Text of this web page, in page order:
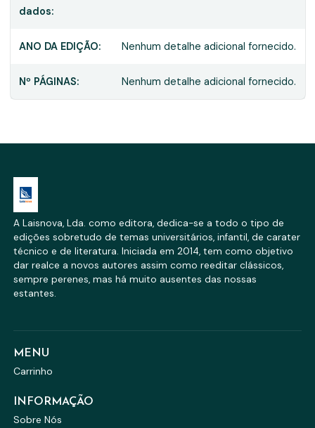
dados:
ANO DA EDIÇÃO: Nenhum detalhe adicional fornecido.
Nº PÁGINAS: Nenhum detalhe adicional fornecido.
A Laisnova, Lda. como editora, dedica-se a todo o tipo de
edições sobretudo de temas universitários, infantil, de carater
técnico e de literatura. Iniciada em 2014, tem como objetivo
dar realce a novos autores assim como reeditar clássicos,
sempre perenes, mas há muito ausentes das nossas
estantes.
MENU
Carrinho
INFORMAÇÃO
Sobre Nós